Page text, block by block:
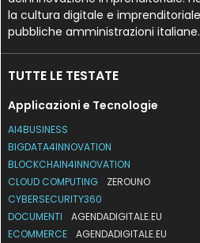
la cultura digitale e
pubbliche amministrazioni italiane.
TUTTE LE TESTATE
Applicazioni e Tecnologie
AI4BUSINESS
BIGDATA4INNOVATION
BLOCKCHAIN4INNOVATION
CLOUD COMPUTING
ZEROUNO
CYBERSECURITY360
DOCUMENTI
AGENDADIGITALE.EU
ECOMMERCE
AGENDADIGITALE.EU